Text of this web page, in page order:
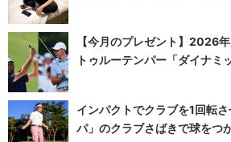
【今月のプレゼント】2026
トゥルーテンパー「ダイナミ
インパクトでクラブを1回転
パ」のクラブさばきで球をつ